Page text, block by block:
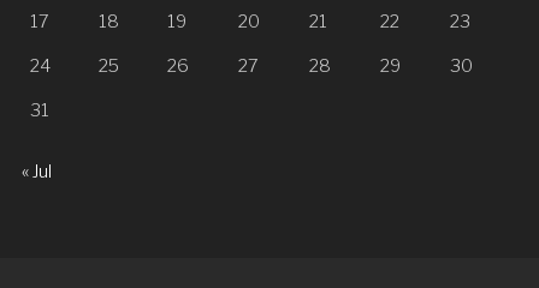
17 18 19 20 21 22 23
24 25 26 27 28 29 30
31
« Jul